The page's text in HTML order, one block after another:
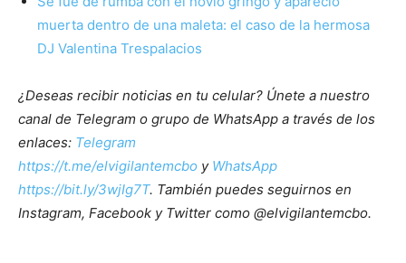
muerta dentro de una maleta: el caso de la hermosa
DJ Valentina Trespalacios
¿Deseas recibir noticias en tu celular? Únete a nuestro
canal de Telegram o grupo de WhatsApp a través de los
enlaces: Telegram
https://t.me/elvigilantemcbo y WhatsApp
https://bit.ly/3wjIg7T. También puedes seguirnos en
Instagram, Facebook y Twitter como @elvigilantemcbo.